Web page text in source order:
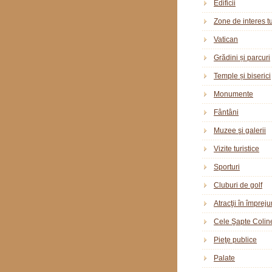
Edificii
Zone de interes
Vatican
Grădini și parcuri
Temple și biserici
Monumente
Fântâni
Muzee şi galerii
Vizite turistice
Sporturi
Cluburi de golf
Atracţii în
Cele Şapte
Pieţe publice
Palate